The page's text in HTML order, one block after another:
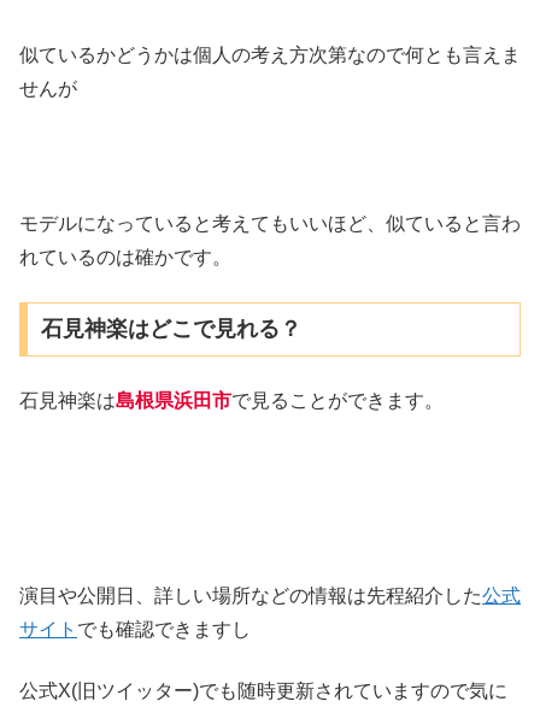
似ているかどうかは個人の考え方次第なので何とも言えま
せんが
モデルになっていると考えてもいいほど、似ていると言わ
れているのは確かです。
石見神楽はどこで見れる？
石見神楽は島根県浜田市で見ることができます。
演目や公開日、詳しい場所などの情報は先程紹介した公式
サイト でも確認できますし
公式X(旧ツイッター)でも随時更新されていますので気に